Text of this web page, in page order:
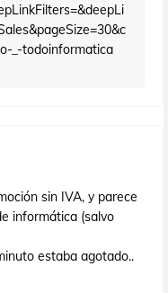
_-todoinformatica
sin IVA, y parece
informática (salvo
estaba agotado..